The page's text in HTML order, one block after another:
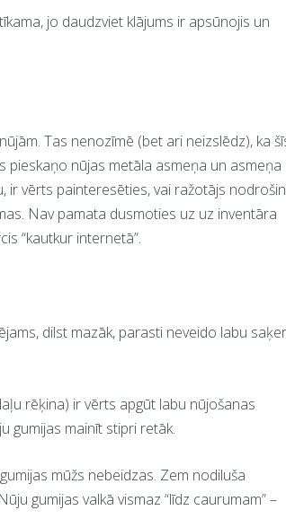
jo daudzviet klājums ir apsūnojis un
Tas nenozīmē (bet ari neizslēdz), ka
pieskaņo nūjas metāla asmeņa un asmeņa
ir vērts painteresēties, vai ražotājs
Nav pamata dusmoties uz uz inventāra
“kautkur internetā”.
dilst mazāk, parasti neveido labu
rēķina) ir vērts apgūt labu nūjošanas
gumijas mainīt stipri retāk.
mūžs nebeidzas. Zem nodiluša
gumijas valkā vismaz “līdz caurumam” –